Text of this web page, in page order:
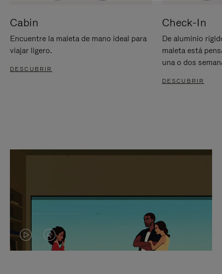
Cabin
Encuentre la maleta de mano ideal para
viajar ligero.
DESCUBRIR
Check-In
De aluminio
maleta está
una o dos
DESCUBRIR
EL
EL